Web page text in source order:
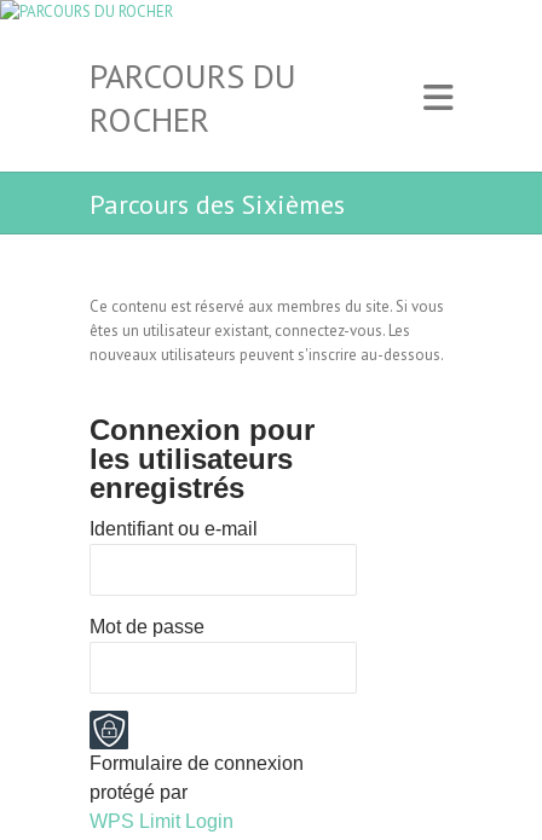
PARCOURS DU
ROCHER
Parcours des Sixièmes
Ce contenu est réservé aux membres du site. Si vous
êtes un utilisateur existant, connectez-vous. Les
nouveaux utilisateurs peuvent s'inscrire au-dessous.
Connexion pour
les utilisateurs
enregistrés
Identifiant ou e-mail
Mot de passe
Formulaire de connexion
protégé par
WPS Limit Login